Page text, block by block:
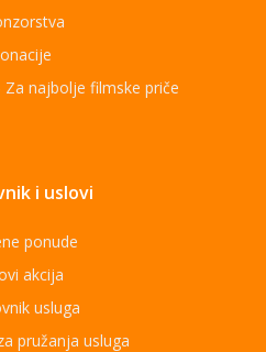
Za najbolje filmske priče
i uslovi
ponude
akcija
usluga
pružanja usluga